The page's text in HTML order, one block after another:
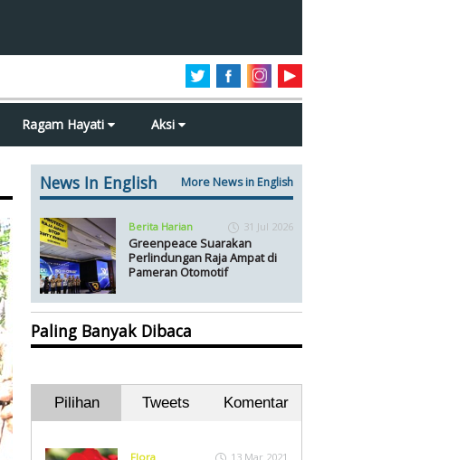
Ragam Hayati Aksi
News In English More News in English
Berita Harian 31 Jul 2026
Greenpeace Suarakan
Perlindungan Raja Ampat di
Pameran Otomotif
Paling Banyak Dibaca
Pilihan Tweets Komentar
Flora 13 Mar 2021